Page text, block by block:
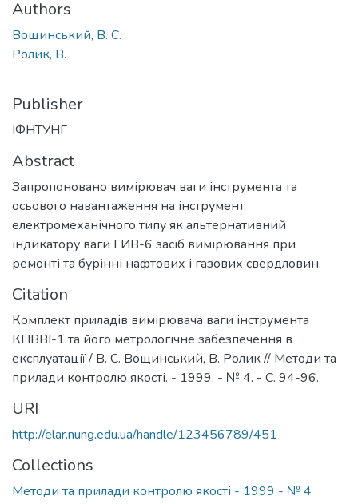
Authors
Вощинський, В. С.
Ролик, В.
Publisher
ІФНТУНГ
Abstract
Запропоновано вимірювач ваги інструмента та
осьового навантаження на інструмент
електромеханічного типу як альтернативний
індикатору ваги ГИВ-6 засіб вимірювання при
ремонті та бурінні нафтових і газових свердловин.
Citation
Комплект приладів вимірювача ваги інструмента
КПВВІ-1 та його метрологічне забезпечення в
експлуатації / В. С. Вощинський, В. Ролик // Методи та
прилади контролю якості. - 1999. - № 4. - С. 94-96.
URI
http://elar.nung.edu.ua/handle/123456789/451
Collections
Методи та прилади контролю якості - 1999 - № 4